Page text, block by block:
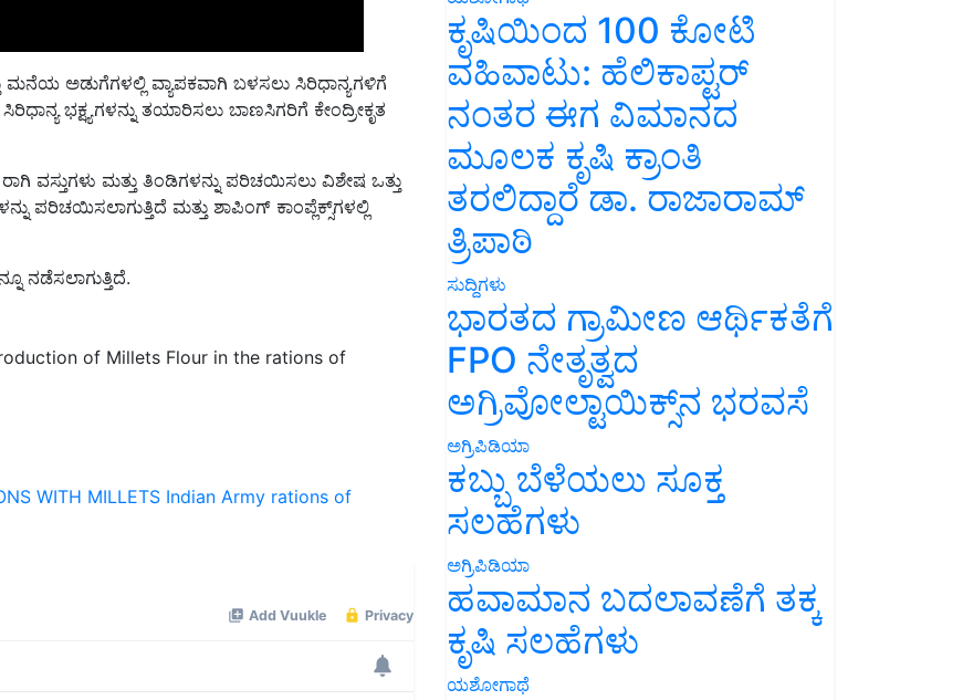
ಮನೆಯ ಅಡುಗೆಗಳಲ್ಲಿ ವ್ಯಾಪಕವಾಗಿ ಬಳಸಲು ಸಿರಿಧಾನ್ಯಗಳಿಗೆ
ಭಕ್ಷ್ಯಗಳನ್ನು ತಯಾರಿಸಲು ಬಾಣಸಿಗರಿಗೆ ಕೇಂದ್ರೀಕೃತ
ಮತ್ತು ತಿಂಡಿಗಳನ್ನು ಪರಿಚಯಿಸಲು ವಿಶೇಷ ಒತ್ತು
ಪರಿಚಯಿಸಲಾಗುತ್ತಿದೆ ಮತ್ತು ಶಾಪಿಂಗ್ ಕಾಂಪ್ಲೆಕ್ಸ್‌ಗಳಲ್ಲಿ
ನಡೆಸಲಾಗುತ್ತಿದೆ.
of Millets Flour in the rations of
WITH MILLETS Indian Army rations of
ಕೃಷಿಯಿಂದ 100 ಕೋಟಿ
ವಹಿವಾಟು: ಹೆಲಿಕಾಪ್ಟರ್
ನಂತರ ಈಗ ವಿಮಾನದ
ಮೂಲಕ ಕೃಷಿ ಕ್ರಾಂತಿ
ತರಲಿದ್ದಾರೆ ಡಾ. ರಾಜಾರಾಮ್
ತ್ರಿಪಾಠಿ
ಸುದ್ದಿಗಳು
ಭಾರತದ ಗ್ರಾಮೀಣ ಆರ್ಥಿಕತೆಗೆ
FPO ನೇತೃತ್ವದ
ಅಗ್ರಿವೋಲ್ಟಾಯಿಕ್ಸ್‌ನ ಭರವಸೆ
ಅಗ್ರಿಪಿಡಿಯಾ
ಕಬ್ಬು ಬೆಳೆಯಲು ಸೂಕ್ತ
ಸಲಹೆಗಳು
ಅಗ್ರಿಪಿಡಿಯಾ
ಹವಾಮಾನ ಬದಲಾವಣೆಗೆ ತಕ್ಕ
ಕೃಷಿ ಸಲಹೆಗಳು
ಯಶೋಗಾಥೆ